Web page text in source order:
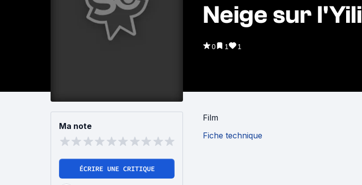
Neige sur l'Yili
0 1 1
Ma note
ÉCRIRE UNE CRITIQUE
Film
Fiche technique